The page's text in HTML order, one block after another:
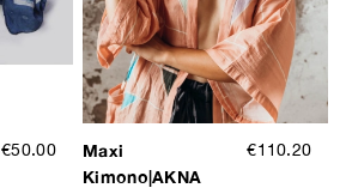
€50.00
Maxi
Kimono|AKNA
€110.20